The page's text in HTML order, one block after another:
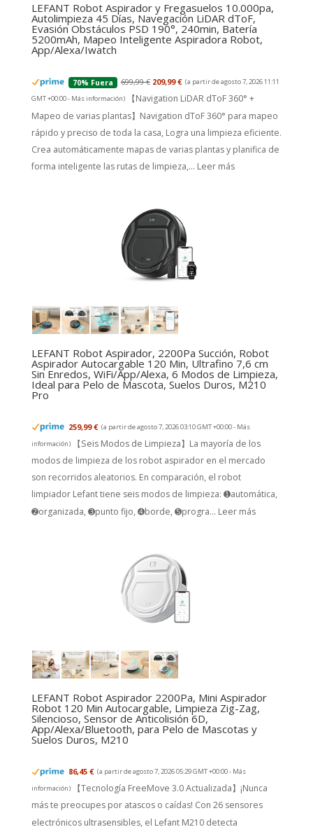
LEFANT Robot Aspirador y Fregasuelos 10.000pa,
Autolimpieza 45 Días, Navegación LiDAR dToF,
Evasión Obstáculos PSD 190°, 240min, Batería
5200mAh, Mapeo Inteligente Aspiradora Robot,
App/Alexa/Iwatch
70% Fuera 699,99 € 209,99 € (a partir de agosto 7, 2026 11:11
GMT +00:00 - Más información)
【Navigation LiDAR dToF 360° +
Mapeo de varias plantas】Navigation dToF 360° para mapeo
rápido y preciso de toda la casa, Logra una limpieza eficiente.
Crea automáticamente mapas de varias plantas y planifica de
forma inteligente las rutas de limpieza,... Leer más
LEFANT Robot Aspirador, 2200Pa Succión, Robot
Aspirador Autocargable 120 Min, Ultrafino 7,6 cm
Sin Enredos, WiFi/App/Alexa, 6 Modos de Limpieza,
Ideal para Pelo de Mascota, Suelos Duros, M210
Pro
259,99 € (a partir de agosto 7, 2026 03:10 GMT +00:00 - Más
información)
【Seis Modos de Limpieza】La mayoría de los
modos de limpieza de los robot aspirador en el mercado
son recorridos aleatorios. En comparación, el robot
limpiador Lefant tiene seis modos de limpieza: ➊automática,
➋organizada, ➌punto fijo, ➍borde, ➎progra... Leer más
LEFANT Robot Aspirador 2200Pa, Mini Aspirador
Robot 120 Min Autocargable, Limpieza Zig-Zag,
Silencioso, Sensor de Anticolisión 6D,
App/Alexa/Bluetooth, para Pelo de Mascotas y
Suelos Duros, M210
86,45 € (a partir de agosto 7, 2026 05:29 GMT +00:00 - Más
información)
【Tecnología FreeMove 3.0 Actualizada】¡Nunca
más te preocupes por atascos o caídas! Con 26 sensores
electrónicos ultrasensibles, el Lefant M210 detecta